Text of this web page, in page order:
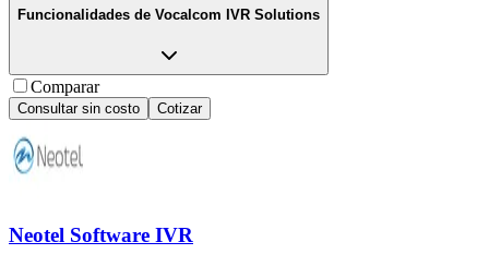
Funcionalidades de Vocalcom IVR Solutions
Comparar
Consultar sin costo Cotizar
Neotel Software IVR